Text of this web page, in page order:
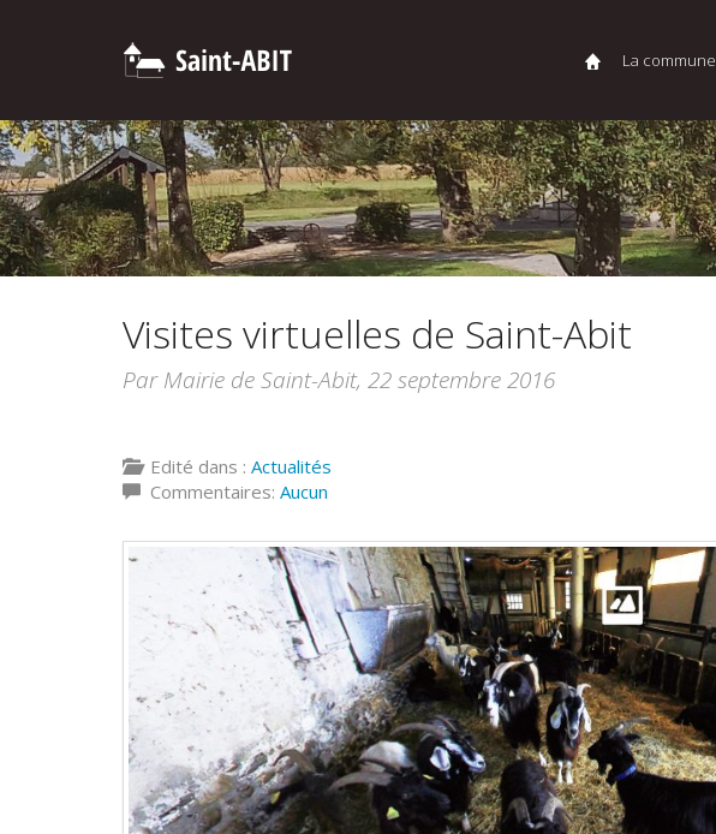
La commune
Visites virtuelles de Saint-Abit
Par Mairie de Saint-Abit, 22 septembre 2016
Edité dans : Actualités
Commentaires: Aucun